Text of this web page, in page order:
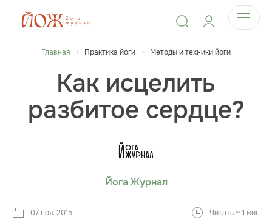
Главная Практика йоги Методы и техники йоги
Как исцелить
разбитое сердце?
Йога Журнал
07 ноя. 2015 Читать ~ 1 мин